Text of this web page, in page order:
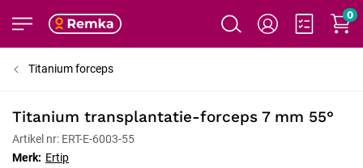
0
Titanium forceps
Titanium transplantatie-forceps 7 mm 55°
Artikel nr: ERT-E-6003-55
Merk: Ertip